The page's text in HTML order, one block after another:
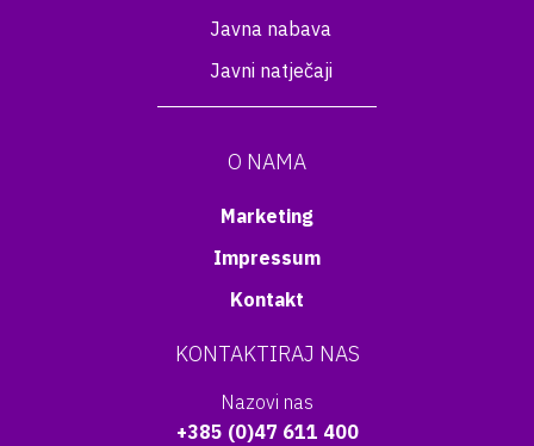
Javna nabava
Javni natječaji
O NAMA
Marketing
Impressum
Kontakt
KONTAKTIRAJ NAS
Nazovi nas
+385 (0)47 611 400